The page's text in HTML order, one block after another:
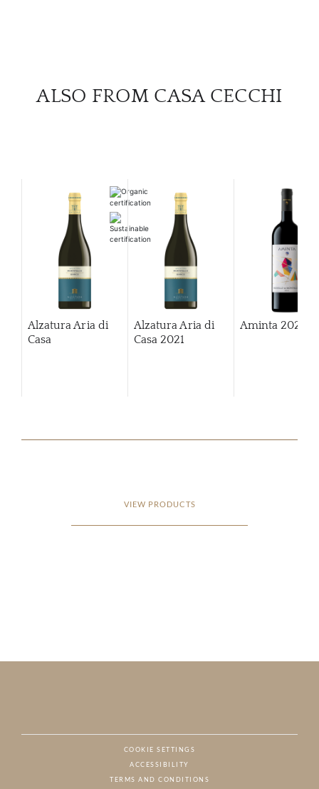
ALSO FROM CASA CECCHI
Alzatura Aria di
Casa
Alzatura Aria di
Casa 2021
Aminta 2020
VIEW PRODUCTS
COOKIE SETTINGS
ACCESSIBILITY
TERMS AND CONDITIONS